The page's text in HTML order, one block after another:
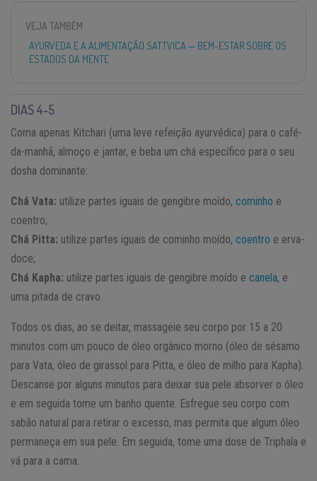
VEJA TAMBÉM
AYURVEDA E A ALIMENTAÇÃO SATTVICA — BEM-ESTAR SOBRE OS
ESTADOS DA MENTE
DIAS 4-5
Coma apenas Kitchari (uma leve refeição ayurvédica) para o café-
da-manhã, almoço e jantar, e beba um chá específico para o seu
dosha dominante:
Chá Vata: utilize partes iguais de gengibre moído, cominho e
coentro;
Chá Pitta: utilize partes iguais de cominho moído, coentro e erva-
doce;
Chá Kapha: utilize partes iguais de gengibre moído e canela, e
uma pitada de cravo.
Todos os dias, ao se deitar, massageie seu corpo por 15 a 20
minutos com um pouco de óleo orgânico morno (óleo de sésamo
para Vata, óleo de girassol para Pitta, e óleo de milho para Kapha).
Descanse por alguns minutos para deixar sua pele absorver o óleo
e em seguida tome um banho quente. Esfregue seu corpo com
sabão natural para retirar o excesso, mas permita que algum óleo
permaneça em sua pele. Em seguida, tome uma dose de Triphala e
vá para a cama.